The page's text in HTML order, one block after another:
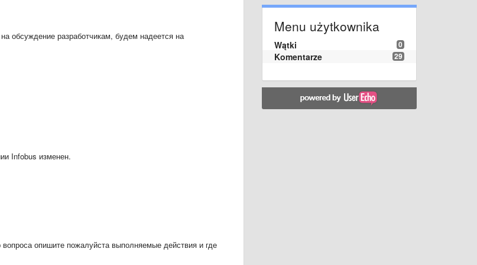
обсуждение разработчикам, будем надеется на
Infobus изменен.
опишите пожалуйста выполняемые действия и где
Menu użytkownika
0
Wątki
29
Komentarze